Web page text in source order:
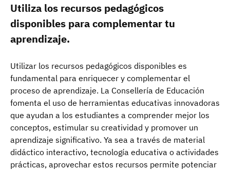
Utiliza los recursos pedagógicos
disponibles para complementar tu
aprendizaje.
Utilizar los recursos pedagógicos disponibles es
fundamental para enriquecer y complementar el
proceso de aprendizaje. La Consellería de Educación
fomenta el uso de herramientas educativas innovadoras
que ayudan a los estudiantes a comprender mejor los
conceptos, estimular su creatividad y promover un
aprendizaje significativo. Ya sea a través de material
didáctico interactivo, tecnología educativa o actividades
prácticas, aprovechar estos recursos permite potenciar